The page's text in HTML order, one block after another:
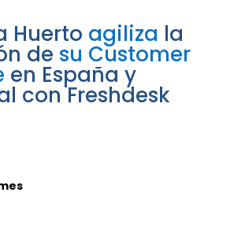
Huerto agiliza la
de su Customer
en España y
con Freshdesk